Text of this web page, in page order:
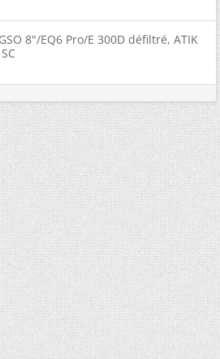
8"/EQ6 Pro/E 300D défiltré, ATIK